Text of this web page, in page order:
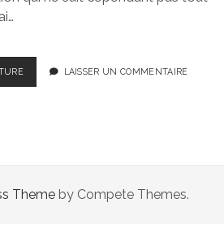
EN
MARCHANT
BAUGY
LAISSER UN COMMENTAIRE
Theme by Compete Themes.